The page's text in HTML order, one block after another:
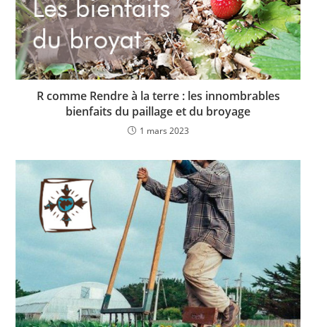
R comme Rendre à la terre : les innombrables
bienfaits du paillage et du broyage
1 mars 2023